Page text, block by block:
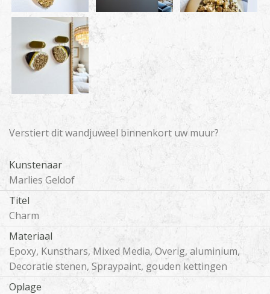
Verstiert dit wandjuweel binnenkort uw muur?
Kunstenaar
Marlies Geldof
Titel
Charm
Materiaal
Epoxy, Kunsthars, Mixed Media, Overig, aluminium,
Decoratie stenen, Spraypaint, gouden kettingen
Oplage